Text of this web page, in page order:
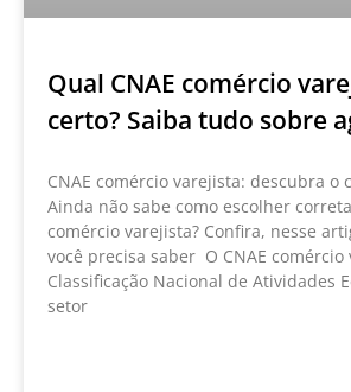
Qual CNAE comércio
certo? Saiba tudo sobre
CNAE comércio varejista: descubra o
Ainda não sabe como escolher
comércio varejista? Confira, nesse
você precisa saber O CNAE comércio
Classificação Nacional de Atividades
setor